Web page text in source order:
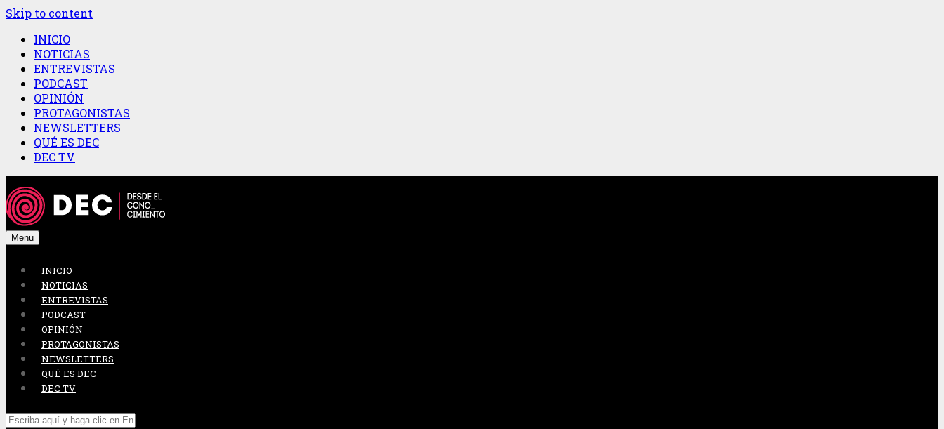
Skip to content
INICIO
NOTICIAS
ENTREVISTAS
PODCAST
OPINIÓN
PROTAGONISTAS
NEWSLETTERS
QUÉ ES DEC
DEC TV
Menu
INICIO
NOTICIAS
ENTREVISTAS
PODCAST
OPINIÓN
PROTAGONISTAS
NEWSLETTERS
QUÉ ES DEC
DEC TV